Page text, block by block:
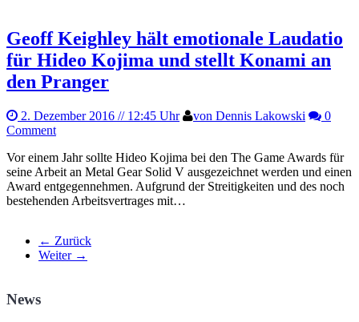
Geoff Keighley hält emotionale Laudatio
für Hideo Kojima und stellt Konami an
den Pranger
2. Dezember 2016 // 12:45 Uhr von Dennis Lakowski
0
Comment
Vor einem Jahr sollte Hideo Kojima bei den The Game Awards für
seine Arbeit an Metal Gear Solid V ausgezeichnet werden und einen
Award entgegennehmen. Aufgrund der Streitigkeiten und des noch
bestehenden Arbeitsvertrages mit…
← Zurück
Weiter →
News